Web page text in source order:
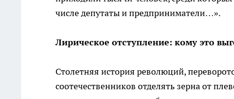
числе депутаты и предприниматели…».
Лирическое отступление: кому это
Столетняя история революций,
соотечественников отделять зерна от